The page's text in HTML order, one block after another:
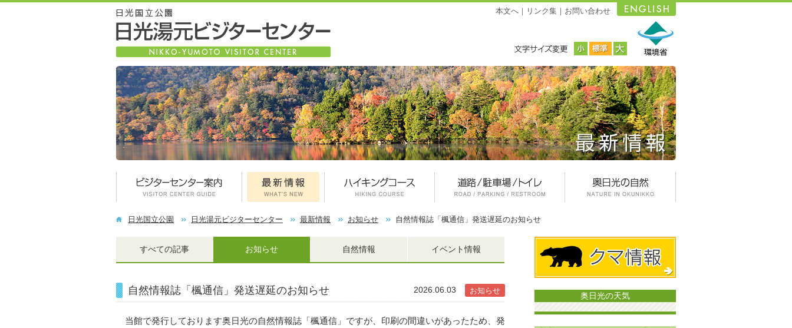
本文へ ｜ リンク集 ｜ お問い合わせ
日光国立公園 日光湯元ビジターセンター 最新情報 お知らせ 自然情報誌「楓通信」発送遅延のお知らせ
すべての記事 お知らせ 自然情報 イベント情報
自然情報誌「楓通信」発送遅延のお知らせ お知らせ
2026.06.03
当館で発行しております奥日光の自然情報誌「楓通信」ですが、印刷の間違いがあったため、発
奥日光の天気